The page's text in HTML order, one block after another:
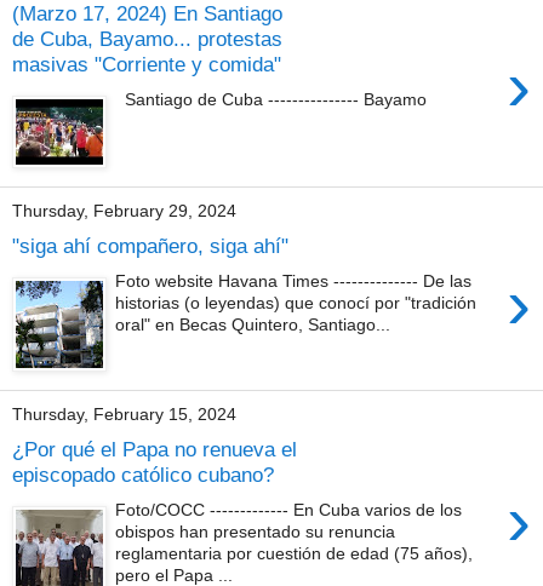
(Marzo 17, 2024) En Santiago
de Cuba, Bayamo... protestas
masivas "Corriente y comida"
›
Santiago de Cuba --------------- Bayamo
Thursday, February 29, 2024
"siga ahí compañero, siga ahí"
›
Foto website Havana Times -------------- De las
historias (o leyendas) que conocí por "tradición
oral" en Becas Quintero, Santiago...
Thursday, February 15, 2024
¿Por qué el Papa no renueva el
episcopado católico cubano?
›
Foto/COCC ------------- En Cuba varios de los
obispos han presentado su renuncia
reglamentaria por cuestión de edad (75 años),
pero el Papa ...